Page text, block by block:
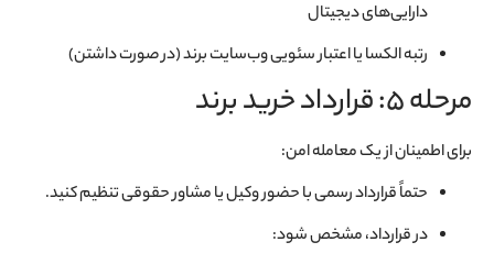
دارایی‌های دیجیتال
رتبه الکسا یا اعتبار سئویی وب‌سایت برند (در صورت داشتن)
مرحله 5: قرارداد خرید برند
برای اطمینان از یک معامله امن:
حتماً قرارداد رسمی با حضور وکیل یا مشاور حقوقی تنظیم کنید.
در قرارداد، مشخص شود: